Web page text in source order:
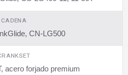
CADENA
CN-LG500
acero forjado premium